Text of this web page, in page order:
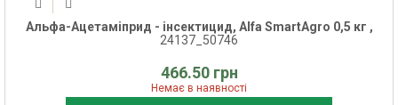
Альфа-Ацетаміприд - інсектицид, Alfa SmartAgro 0,5 кг ,
24137_50746
466.50 грн
Немає в наявності